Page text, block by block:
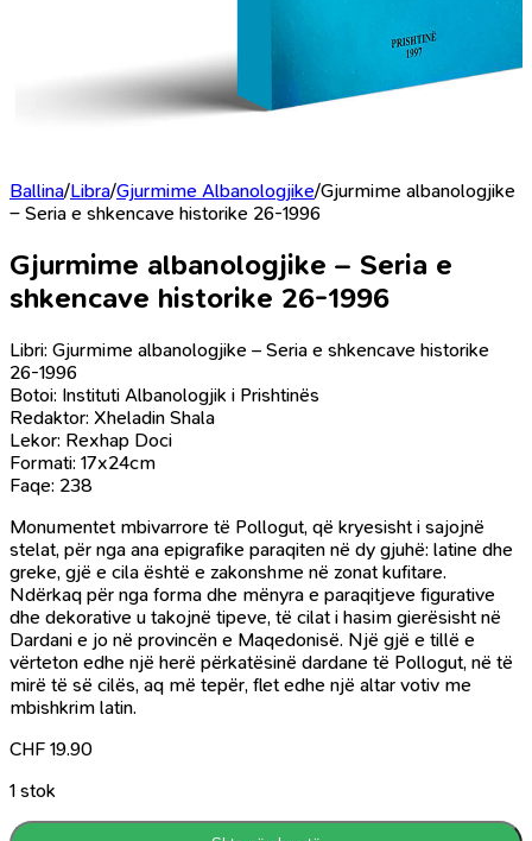
Ballina/Libra/Gjurmime Albanologjike/Gjurmime albanologjike
– Seria e shkencave historike 26-1996
Gjurmime albanologjike – Seria e
shkencave historike 26-1996
Libri: Gjurmime albanologjike – Seria e shkencave historike
26-1996
Botoi: Instituti Albanologjik i Prishtinës
Redaktor: Xheladin Shala
Lekor: Rexhap Doci
Formati: 17x24cm
Faqe: 238
Monumentet mbivarrore të Pollogut, që kryesisht i sajojnë
stelat, për nga ana epigrafike paraqiten në dy gjuhë: latine dhe
greke, gjë e cila është e zakonshme në zonat kufitare.
Ndërkaq për nga forma dhe mënyra e paraqitjeve figurative
dhe dekorative u takojnë tipeve, të cilat i hasim gierësisht në
Dardani e jo në provincën e Maqedonisë. Një gjë e tillë e
vërteton edhe një herë përkatësinë dardane të Pollogut, në të
mirë të së cilës, aq më tepër, flet edhe një altar votiv me
mbishkrim latin.
CHF 19.90
1 stok